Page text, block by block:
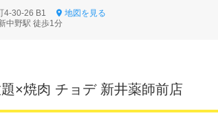
4-30-26 B1
地図を見る
中野駅 徒歩1分
×焼肉 チョデ 新井薬師前店